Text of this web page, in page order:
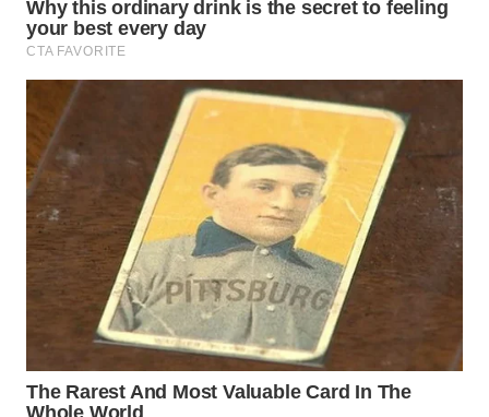
DEPOK
TAPANULI
UTARA
WN
SAMOSIR
WN
LAWAS
SUMEDANG